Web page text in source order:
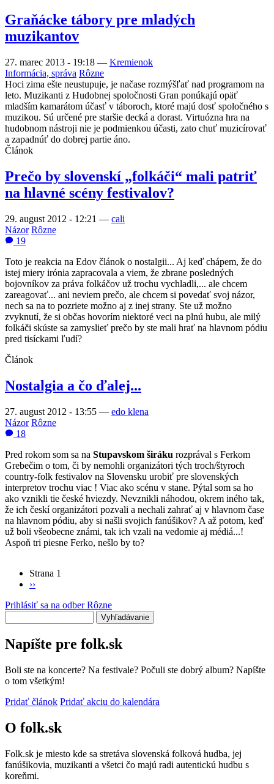
Graňácke tábory pre mladých
muzikantov
27. marec 2013 - 19:18 — Kremienok
Informácia, správa Rôzne
Hoci zima ešte neustupuje, je načase rozmýšľať nad programom na
leto. Muzikanti z Hudobnej spoločnosti Gran ponúkajú opäť
mladším kamarátom účasť v táboroch, ktoré majú dosť spoločného s
muzikou. Sú určené pre staršie decká a dorast. Virtuózna hra na
hudobnom nástroji nie je podmienkou účasti, zato chuť muzicírovať
a zapadnúť do dobrej partie áno.
Článok
Prečo by slovenskí „folkáči“ mali patriť
na hlavné scény festivalov?
29. august 2012 - 12:21 — cali
Názor Rôzne
19
Toto je reakcia na Edov článok o nostalgii... Aj keď chápem, že do
istej miery irónia zapracovala a viem, že zbrane posledných
bojovníkov za práva folkáčov už trochu vychladli,... ale chcem
zareagovať... ani neviem prečo, ale chcem si povedať svoj názor,
nech sa na to pozriete možno aj z inej strany. Ste už možno
zvyknutí, že si občas hovorím niektoré veci na plnú hubu, ale milý
folkáči skúste sa zamyslieť prečo by ste mali hrať na hlavnom pódiu
pred tisíckami ľudí?
Článok
Nostalgia a čo ďalej...
27. august 2012 - 13:55 — edo klena
Názor Rôzne
18
Pred rokom som sa na Stupavskom širáku rozprával s Ferkom
Grebečim o tom, či by nemohli organizátori tých troch/štyroch
country-folk festivalov na Slovensku urobiť pre slovenských
interpretov trochu viac ! Viac ako scénu v stane. Pýtal som sa ho
ako vznikli tie české hviezdy. Nevznikli náhodou, okrem iného tak,
že ich českí organizátori pozvali a nechali zahrať aj v hlavnom čase
na hlavnom pódiu, aby si našli svojich fanúšikov? A až potom, keď
už boli všeobecne známi, tak ich vzali na vedomie aj médiá...!
Aspoň tri piesne Ferko, nešlo by to?
Stránkovanie
Strana 1
Ďalšia
››
Prihlásiť sa na odber Rôzne
Napíšte pre folk.sk
Boli ste na koncerte? Na festivale? Počuli ste dobrý album? Napíšte
o tom všetkým!
Pridať článok Pridať akciu do kalendára
O folk.sk
Folk.sk je miesto kde sa stretáva slovenská folková hudba, jej
fanúšikovia, muzikanti a všetci čo majú radi autentickú hudbu s
koreňmi.